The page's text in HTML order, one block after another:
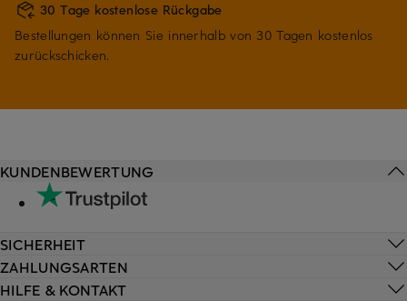
30 Tage kostenlose Rückgabe
Bestellungen können Sie innerhalb von 30 Tagen kostenlos
zurückschicken.
HILFE & KONTAKT
KUNDENBEWERTUNG
SICHERHEIT
ZAHLUNGSARTEN